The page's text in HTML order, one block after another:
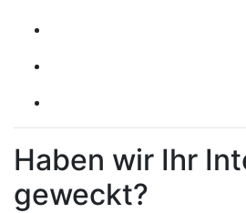
Haben wir Ihr
geweckt?